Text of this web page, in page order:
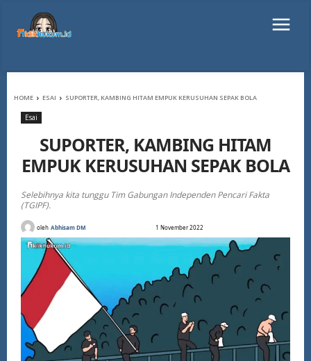
HOME ESAI SUPORTER, KAMBING HITAM EMPUK KERUSUHAN SEPAK BOLA
Esai
SUPORTER, KAMBING HITAM
EMPUK KERUSUHAN SEPAK BOLA
Selebihnya kita tunggu Tim Gabungan Independen Pencari Fakta
(TGIPF).
oleh Abhisam DM 1 November 2022